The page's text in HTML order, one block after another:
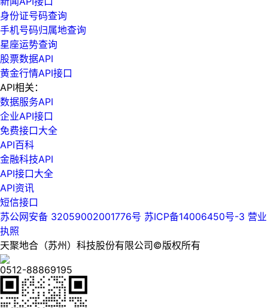
身份证号码查询
手机号码归属地查询
星座运势查询
股票数据API
黄金行情API接口
API相关：
数据服务API
企业API接口
免费接口大全
API百科
金融科技API
API接口大全
API资讯
短信接口
苏公网安备 32059002001776号 苏ICP备14006450号-3 营业
执照
天聚地合（苏州）科技股份有限公司©版权所有
0512-88869195